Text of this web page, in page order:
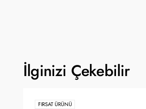
İlginizi Çekebilir
FIRSAT ÜRÜNÜ